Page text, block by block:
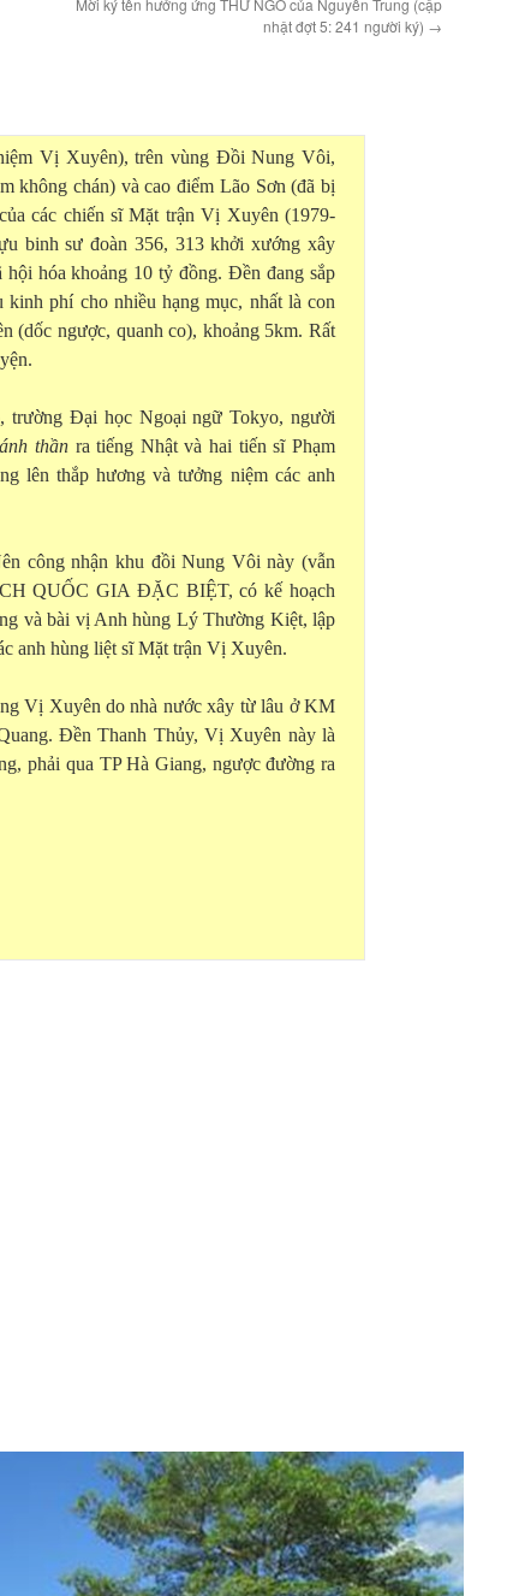
Mời ký tên hưởng ứng THƯ NGỎ của Nguyễn Trung (cập
nhật đợt 5: 241 người ký) →
Vị Xuyên), trên vùng Đồi Nung Vôi,
không chán) và cao điểm Lão Sơn (đã bị
các chiến sĩ Mặt trận Vị Xuyên (1979-
binh sư đoàn 356, 313 khởi xướng xây
hóa khoảng 10 tỷ đồng. Đền đang sắp
kinh phí cho nhiều hạng mục, nhất là con
(dốc ngược, quanh co), khoảng 5km. Rất
trường Đại học Ngoại ngữ Tokyo, người
thầnra tiếng Nhật và hai tiến sĩ Phạm
lên thắp hương và tưởng niệm các anh
công nhận khu đồi Nung Vôi này (vẫn
QUỐC GIA ĐẶC BIỆT, có kế hoạch
và bài vị Anh hùng Lý Thường Kiệt, lập
anh hùng liệt sĩ Mặt trận Vị Xuyên.
Vị Xuyên do nhà nước xây từ lâu ở KM
Đền Thanh Thủy, Vị Xuyên này là
phải qua TP Hà Giang, ngược đường ra